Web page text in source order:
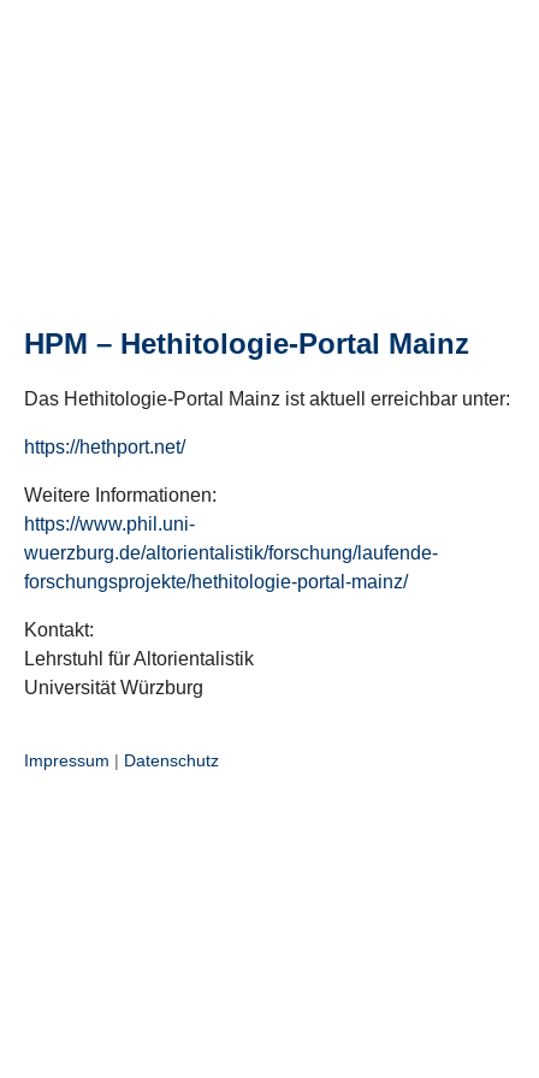
HPM – Hethitologie-Portal Mainz
Das Hethitologie-Portal Mainz ist aktuell erreichbar unter:
https://hethport.net/
Weitere Informationen:
https://www.phil.uni-
wuerzburg.de/altorientalistik/forschung/laufende-
forschungsprojekte/hethitologie-portal-mainz/
Kontakt:
Lehrstuhl für Altorientalistik
Universität Würzburg
Impressum | Datenschutz